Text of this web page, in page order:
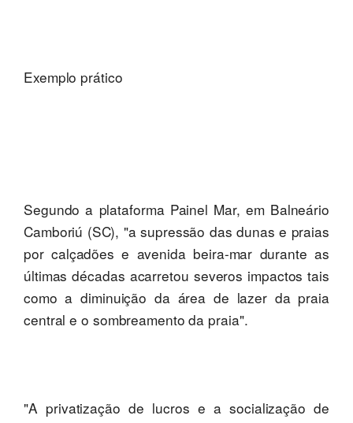
Exemplo prático
Segundo a plataforma Painel Mar, em Balneário
Camboriú (SC), "a supressão das dunas e praias
por calçadões e avenida beira-mar durante as
últimas décadas acarretou severos impactos tais
como a diminuição da área de lazer da praia
central e o sombreamento da praia".
"A privatização de lucros e a socialização de